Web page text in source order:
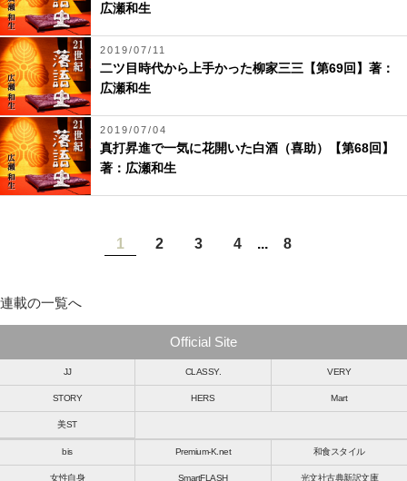
広瀬和生
2019/07/11
二ツ目時代から上手かった柳家三三【第69回】著：
広瀬和生
2019/07/04
真打昇進で一気に花開いた白酒（喜助）【第68回】
著：広瀬和生
1 2 3 4 ... 8
連載の一覧へ
Official Site
JJ CLASSY. VERY
STORY HERS Mart
美ST
bis Premium-K.net 和食スタイル
女性自身 SmartFLASH 光文社古典新訳文庫